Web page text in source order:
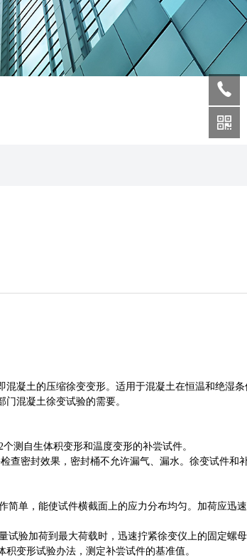
凝土的压缩徐变变形。适用于混凝土在恒温和绝湿
混凝土徐变试验的需要。
测自生体积变形和温度变形的补尝试件。
查密封效果，密封桶不允许漏气、漏水。徐变试件和
简单，能使试件横截面上的应力分布均匀。加荷应迅
试验加荷到最大荷载时，迅速拧紧徐变仪上的固定螺
变形试验办法，测定补尝试件的基准值。